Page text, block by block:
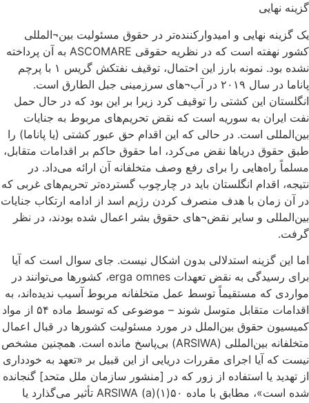
گزینه نهایی
یک گزینه نهایی و امیدوارکننده‌تر در حقوق مسئولیت بین¬المللی
کشور نهفته است که در نظریه حقوقی ASCOMARE به آن پرداخته
نشده بود. نمونه بارز این احتمال، توقیف نفتکش گریس ۱ با پرچم
پاناما در سال ۲۰۱۹ در آب¬های سرزمینی جبل الطارق است.
انگلستان این کشتی را توقیف کرد زیرا بر این بود که در حال حمل
نفت ایران به سوریه است که نقض تحریم‌های مربوط به جنایات
بین‌المللی است. در حالی که این اقدام حق عبور کشتی (یا پاناما) را
طبق حقوق دریاها نقض می‌کرد، اما حقوق حاکم بر اقدامات متقابل،
مسلماً راه‌هایی را برای رفع وصف متخلفانه آن ارائه می‌داد. در
نتیجه، اقدام انگلستان باید در چارچوب گسترده‌تر تحریم‌های غربی که
در آن زمان با هدف منصرف کردن رژیم اسد از ادامه ارتکاب جنایات
بین‌المللی و سایر نقض¬های حقوق بشر اعمال شده بودند، در نظر
گرفت.
اما این گزینه استدلالی بدون اشکال نیست. جای سوال است که آیا
برای رسیدگی به نقض تعهدات erga omnes، کشورها می‌توانند در
مواردی که مستقیماً توسط عمل متخلفانه مربوط آسیب ندیده‌اند، به
اقدامات متقابل متوسل شوند – موضوعی که توسط ماده ۵۴ از مواد
کمیسیون حقوق بین‌الملل در مورد مسئولیت کشورها در قبال اعمال
متخلفانه بین‌المللی (ARSIWA) بی‌پاسخ مانده است. همچنین مشخص
نیست که آیا اجرای مقررات دریایی از این قبیل بر «تعهد به خودداری
از تهدید یا استفاده از زور که در [منشور سازمان ملل متحد] گنجانده
شده است»، مطابق با ماده ۵۰(۱)(a) ARSIWA تأثیر می‌گذارد یا